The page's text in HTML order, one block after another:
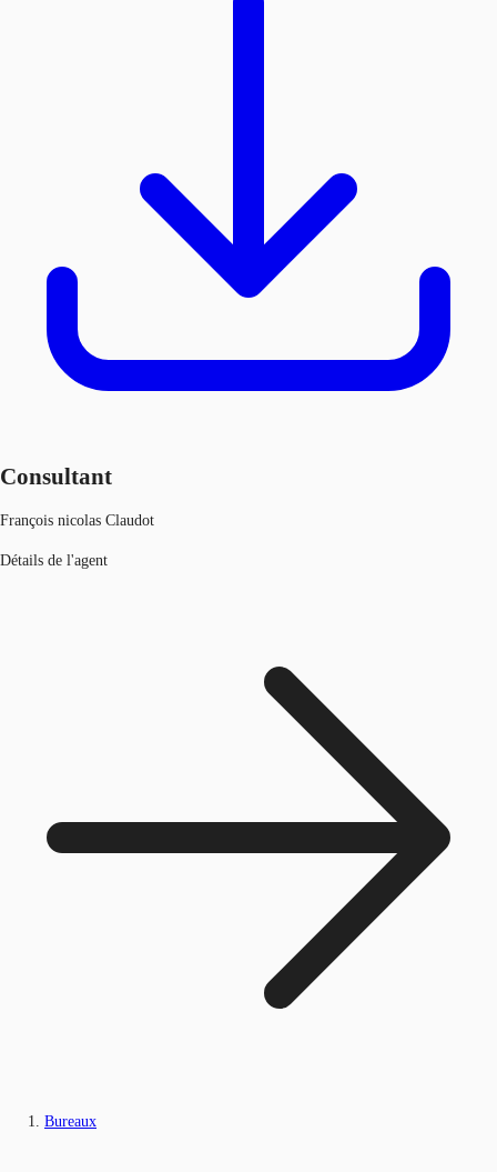
Consultant
François nicolas Claudot
Détails de l'agent
Bureaux